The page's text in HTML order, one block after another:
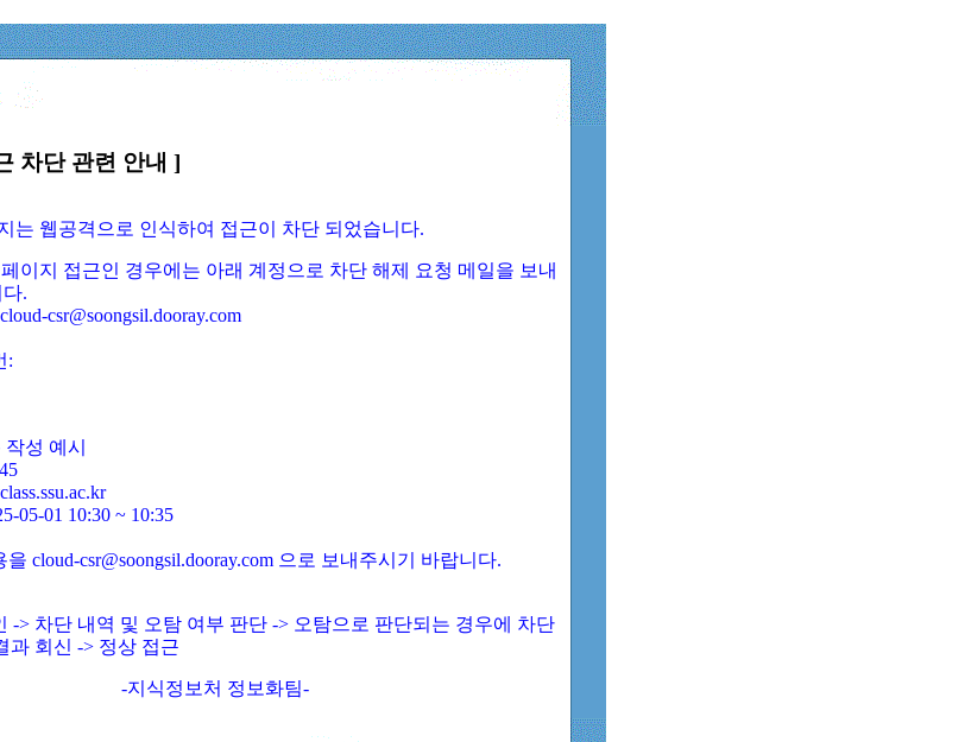
차단 관련 안내 ]
는 웹공격으로 인식하여 접근이 차단 되었습니다.
이지 접근인 경우에는 아래 계정으로 차단 해제 요청 메일을 보내
.
csr@soongsil.dooray.com
:
성 예시
05-01 10:30 ~ 10:35
cloud-csr@soongsil.dooray.com 으로 보내주시기 바랍니다.
-> 차단 내역 및 오탐 여부 판단 -> 오탐으로 판단되는 경우에 차단
과 회신 -> 정상 접근
-지식정보처 정보화팀-